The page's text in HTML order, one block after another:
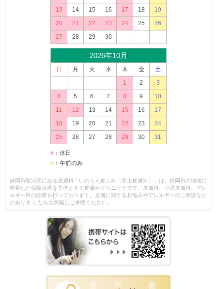
13
14 15 16 17 18
19
20
21 22 23 24 25
26
27
28 29 30
2026年10月
日 月 火 水 木 金
土
1
2
3
4
5 6 7 8 9
10
11
12 13 14 15 16
17
18
19 20 21 22 23
24
25
26 27 28 29 30 31
■ ：休日
■ ：午前のみ
静岡市駿河区にある皮膚科「いのうえ皮ふ科（井上皮膚科）」は、静岡市の地域に
密着した保険診療を主体とする皮膚科クリニックです。皮膚科、小児皮膚科、アレ
ルギー科の診療を行っております。皮膚に関するお悩みやアレルギーのご相談など
がありま したらお気軽にご来院ください。